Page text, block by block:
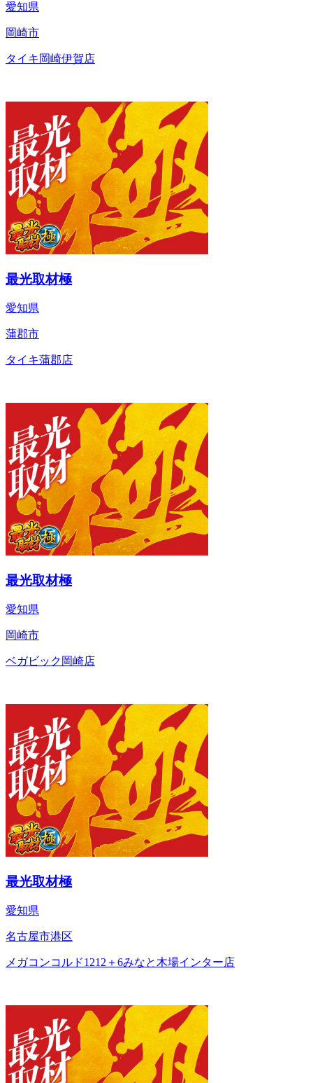
愛知県
岡崎市
タイキ岡崎伊賀店
最光取材極
愛知県
蒲郡市
タイキ蒲郡店
最光取材極
愛知県
岡崎市
ベガビック岡崎店
最光取材極
愛知県
名古屋市港区
メガコンコルド1212＋6みなと木場インター店